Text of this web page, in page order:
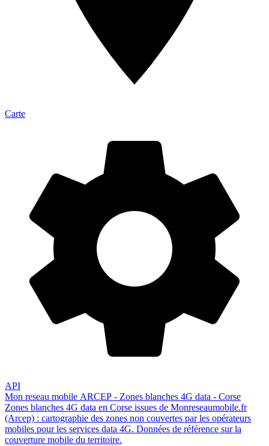
Carte
API
Mon reseau mobile ARCEP - Zones blanches 4G data - Corse
Zones blanches 4G data en Corse issues de Monreseaumobile.fr
(Arcep) : cartographie des zones non couvertes par les opérateurs
mobiles pour les services data 4G. Données de référence sur la
couverture mobile du territoire.